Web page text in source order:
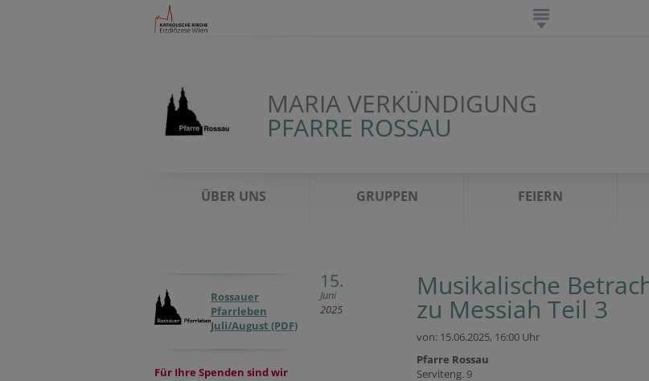
MARIA VERKÜNDIGUNG
PFARRE ROSSAU
ÜBER UNS GRUPPEN FEIERN
Rossauer
Pfarrleben
Juli/August (PDF)
Für Ihre Spenden sind wir
15.
Juni
2025
Musikalische
zu Messiah Teil 3
von: 15.06.2025, 16:00 Uhr
Pfarre Rossau
Serviteng. 9